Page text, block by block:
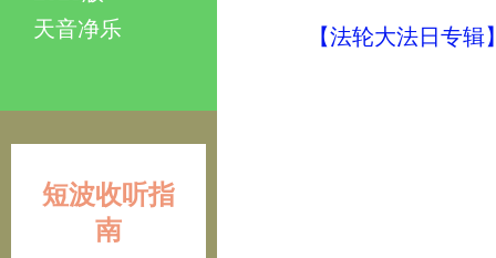
天音净乐
短波收听指
南
【法轮大法日专